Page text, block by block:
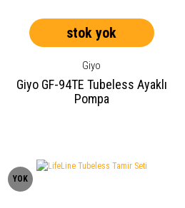
stok yok
Giyo
Giyo GF-94TE Tubeless Ayaklı
Pompa
YOK